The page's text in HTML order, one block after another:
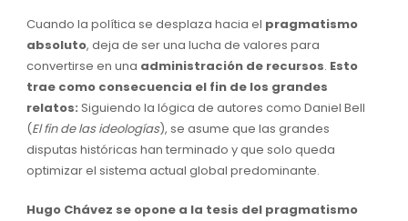
Cuando la política se desplaza hacia el pragmatismo
absoluto, deja de ser una lucha de valores para
convertirse en una administración de recursos. Esto
trae como consecuencia el fin de los grandes
relatos: Siguiendo la lógica de autores como Daniel Bell
(El fin de las ideologías), se asume que las grandes
disputas históricas han terminado y que solo queda
optimizar el sistema actual global predominante.
Hugo Chávez se opone a la tesis del pragmatismo